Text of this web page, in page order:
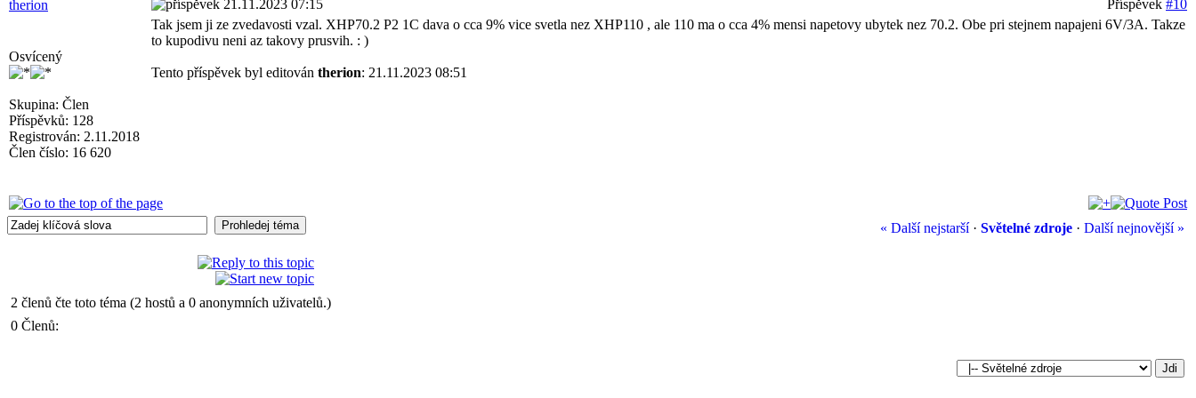
therion 21.11.2023 07:15 Příspěvek #10
Osvícený
Skupina: Člen
Příspěvků: 128
Registrován: 2.11.2018
Člen číslo: 16 620
Tak jsem ji ze zvedavosti vzal. XHP70.2 P2 1C dava o cca 9% vice svetla nez XHP110 , ale 110 ma o cca 4% mensi napetovy ubytek nez 70.2. Obe pri stejnem napajeni 6V/3A. Takze
to kupodivu neni az takovy prusvih. : )
Tento příspěvek byl editován therion: 21.11.2023 08:51
« Další nejstarší· Světelné zdroje · Další nejnovější »
2 členů čte toto téma (2 hostů a 0 anonymních uživatelů.)
0 Členů: